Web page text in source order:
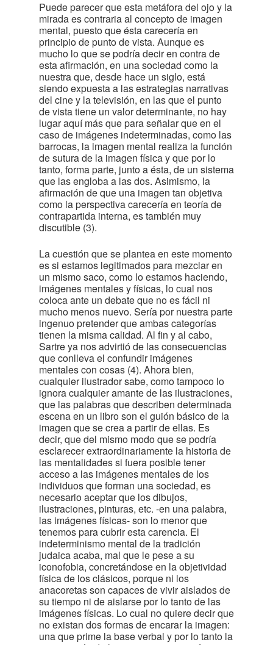
Puede parecer que esta metáfora del ojo y la
mirada es contraria al concepto de imagen
mental, puesto que ésta carecería en
principio de punto de vista. Aunque es
mucho lo que se podría decir en contra de
esta afirmación, en una sociedad como la
nuestra que, desde hace un siglo, está
siendo expuesta a las estrategias narrativas
del cine y la televisión, en las que el punto
de vista tiene un valor determinante, no hay
lugar aquí más que para señalar que en el
caso de imágenes indeterminadas, como las
barrocas, la imagen mental realiza la función
de sutura de la imagen física y que por lo
tanto, forma parte, junto a ésta, de un sistema
que las engloba a las dos. Asimismo, la
afirmación de que una imagen tan objetiva
como la perspectiva carecería en teoría de
contrapartida interna, es también muy
discutible (3).
La cuestión que se plantea en este momento
es si estamos legitimados para mezclar en
un mismo saco, como lo estamos haciendo,
imágenes mentales y físicas, lo cual nos
coloca ante un debate que no es fácil ni
mucho menos nuevo. Sería por nuestra parte
ingenuo pretender que ambas categorías
tienen la misma calidad. Al fin y al cabo,
Sartre ya nos advirtió de las consecuencias
que conlleva el confundir imágenes
mentales con cosas (4). Ahora bien,
cualquier ilustrador sabe, como tampoco lo
ignora cualquier amante de las ilustraciones,
que las palabras que describen determinada
escena en un libro son el guión básico de la
imagen que se crea a partir de ellas. Es
decir, que del mismo modo que se podría
esclarecer extraordinariamente la historia de
las mentalidades si fuera posible tener
acceso a las imágenes mentales de los
individuos que forman una sociedad, es
necesario aceptar que los dibujos,
ilustraciones, pinturas, etc. -en una palabra,
las imágenes físicas- son lo menor que
tenemos para cubrir esta carencia. El
indeterminismo mental de la tradición
judaica acaba, mal que le pese a su
iconofobia, concretándose en la objetividad
física de los clásicos, porque ni los
anacoretas son capaces de vivir aislados de
su tiempo ni de aislarse por lo tanto de las
imágenes físicas. Lo cual no quiere decir que
no existan dos formas de encarar la imagen:
una que prime la base verbal y por lo tanto la